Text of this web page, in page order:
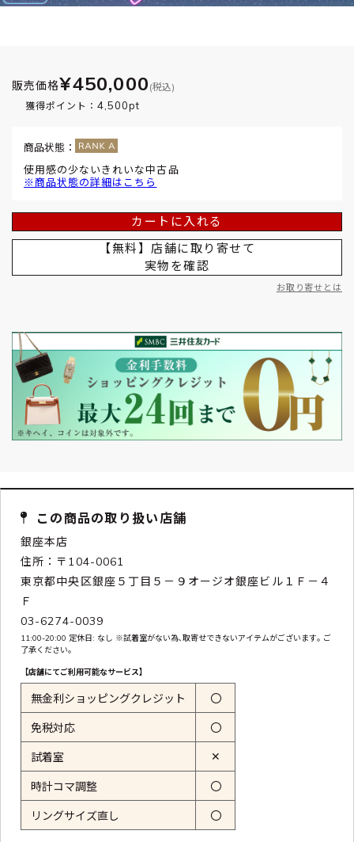
販売価格¥450,000 (税込)
獲得ポイント： 4,500pt
商品状態：
使用感の少ないきれいな中古品
※商品状態の詳細はこちら
カートに入れる
【無料】店舗に取り寄せて
実物を確認
お取り寄せとは
この商品の取り扱い店舗
銀座本店
住所：〒104-0061
東京都中央区銀座５丁目５－９オージオ銀座ビル１Ｆ－４
Ｆ
03-6274-0039
11:00-20:00 定休日: なし ※試着室がない為､取寄せできないアイテムがございます｡ ご
了承ください｡
【店舗にてご利用可能なサービス】
無金利ショッピングクレジット 〇
免税対応 〇
試着室 ✕
時計コマ調整 〇
リングサイズ直し 〇